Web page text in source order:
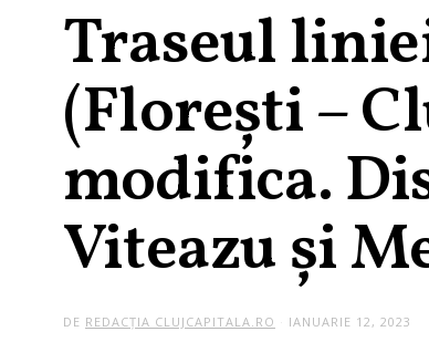
Traseul
(Florești –
modifica.
Viteazu și
DE REDACȚIA CLUJCAPITALA.RO IANUARIE 12, 2023